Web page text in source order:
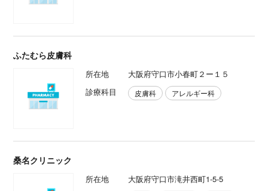
ふたむら皮膚科
所在地
大阪府守口市小春町２ー１５
診療科目
皮膚科 アレルギー科
桑名クリニック
所在地
大阪府守口市滝井西町1-5-5